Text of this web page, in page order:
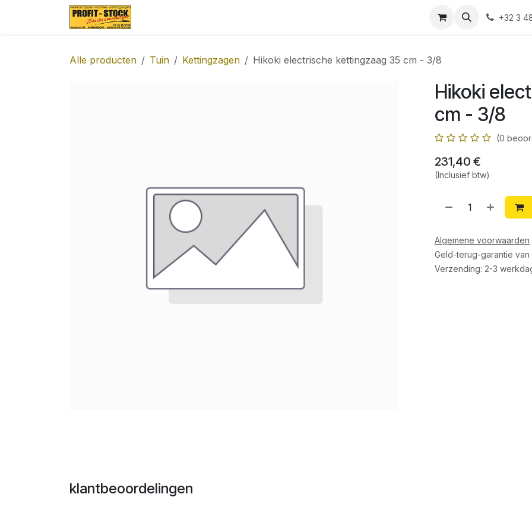
Overslaan naar inhoud
+32 3
Alle producten Tuin Kettingzagen Hikoki electrische kettingzaag 35 cm - 3/8
Hikoki
cm - 3/8
(0
231,40 €
(Inclusief btw)
Algemene voorwaarden
Geld-terug-garantie
Verzending: 2-3
klantbeoordelingen